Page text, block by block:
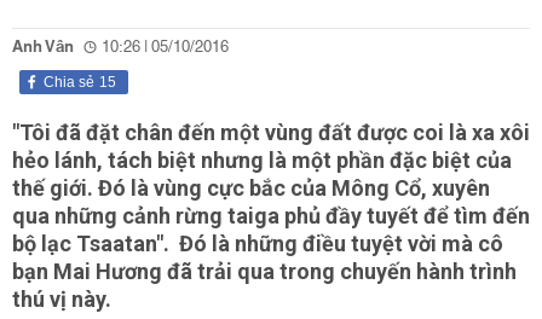
Anh Vân 10:26 | 05/10/2016
15
Chia sẻ
"Tôi đã đặt chân đến một vùng đất được coi là xa xôi
hẻo lánh, tách biệt nhưng là một phần đặc biệt của
thế giới. Đó là vùng cực bắc của Mông Cổ, xuyên
qua những cảnh rừng taiga phủ đầy tuyết để tìm đến
bộ lạc Tsaatan". Đó là những điều tuyệt vời mà cô
bạn Mai Hương đã trải qua trong chuyến hành trình
thú vị này.